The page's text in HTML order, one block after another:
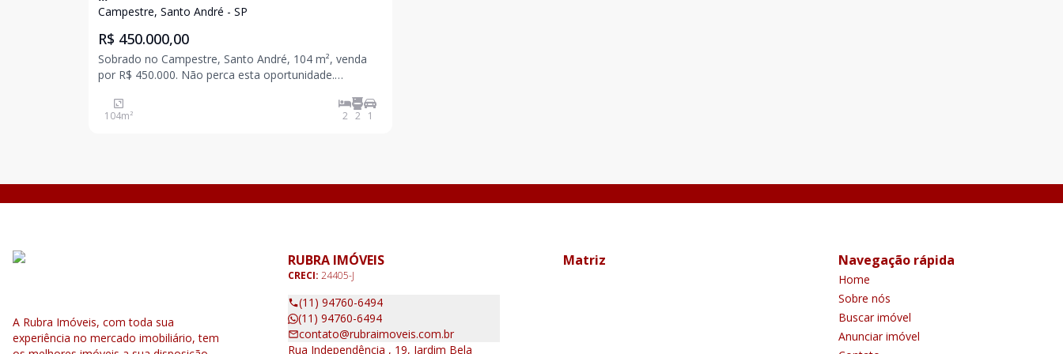
Campestre, Santo André - SP
R$ 450.000,00
Sobrado no Campestre, Santo André, 104 m², venda
por R$ 450.000. Não perca esta oportunidade.
em Santo André, no bairro Campestre. Com 104 m² de
área interna. Oferece: 2 Dormitórios, Sala, Co
104m² 2 2 1
A Rubra Imóveis, com toda sua
experiência no mercado imobiliário, tem
RUBRA IMÓVEIS
CRECI: 24405-J
(11) 94760-6494
(11) 94760-6494
contato@rubraimoveis.com.br
Rua Independência , 19, Jardim Bela
Matriz Navegação rápida
Home
Sobre nós
Buscar imóvel
Anunciar imóvel